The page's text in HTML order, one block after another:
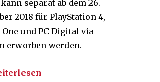
separat ab dem 26.
2018 für PlayStation 4,
One und PC Digital via
erworben werden.